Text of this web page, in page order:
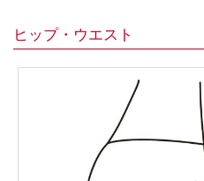
ヒップ・ウエスト